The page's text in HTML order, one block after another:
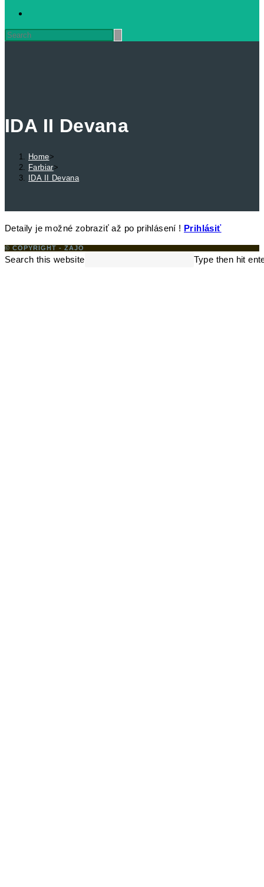
IDA II Devana
Home>
Farbiar>
IDA II Devana
Detaily je možné zobraziť až po prihlásení ! Prihlásiť
© COPYRIGHT - ZAJO
Search this website Type then hit